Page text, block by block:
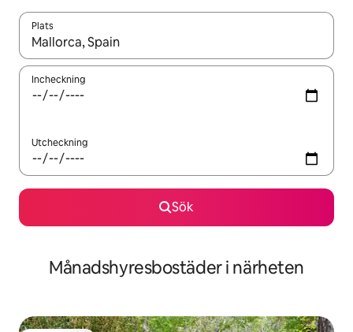
Plats
När resultaten är tillgängliga kan du navigera med upp- och
Incheckning
Utcheckning
Sök
Månadshyresbostäder i närheten